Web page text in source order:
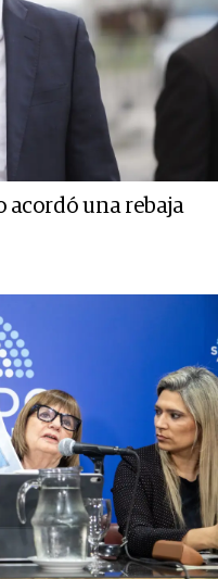
acordó una rebaja